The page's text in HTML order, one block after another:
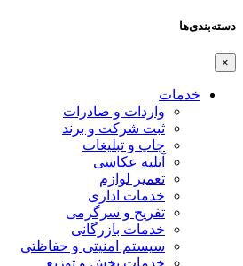
دسته‌بندی‌ها
×
خدمات
واردات و صادرات
ثبت شرکت و برند
چاپ و تبلیغات
آتلیه عکاسی
تعمیر لوازم
خدمات اداری
تفریح و سرگرمی
خدمات بازرگانی
سیستم امنیتی و حفاظتی